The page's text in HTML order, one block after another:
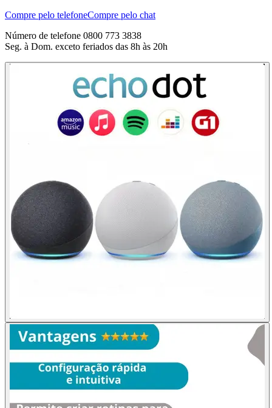
Compre pelo telefoneCompre pelo chat
Número de telefone 0800 773 3838
Seg. à Dom. exceto feriados das 8h às 20h